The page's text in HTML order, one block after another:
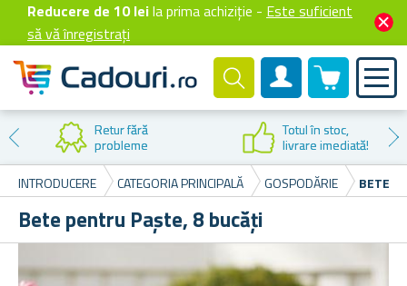
Reducere de 10 leila prima achiziție - Este suficient
să vă înregistrați
Cont client
0 produselor
Retur fără
probleme
Totul în stoc,
livrare imediată!
INTRODUCERE
CATEGORIA PRINCIPALĂ GOSPODĂRIE BETE
Bete pentru Paște, 8 bucăți